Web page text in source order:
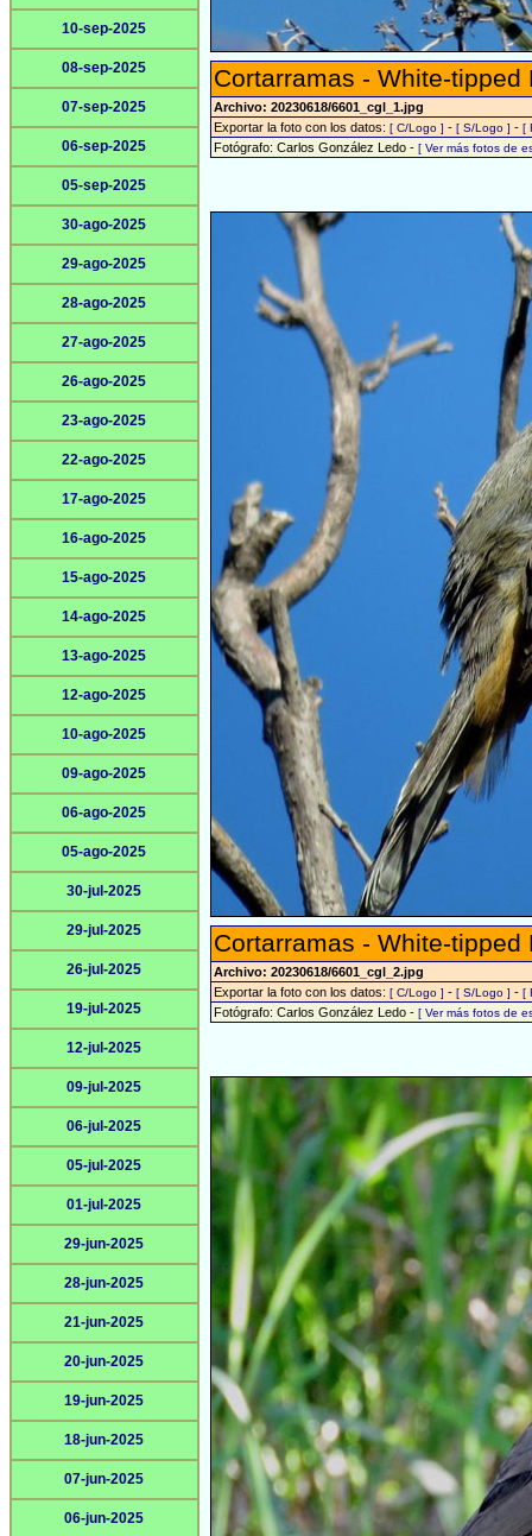
10-sep-2025
08-sep-2025
07-sep-2025
06-sep-2025
05-sep-2025
30-ago-2025
29-ago-2025
28-ago-2025
27-ago-2025
26-ago-2025
23-ago-2025
22-ago-2025
17-ago-2025
16-ago-2025
15-ago-2025
14-ago-2025
13-ago-2025
12-ago-2025
10-ago-2025
09-ago-2025
06-ago-2025
05-ago-2025
30-jul-2025
29-jul-2025
26-jul-2025
19-jul-2025
12-jul-2025
09-jul-2025
06-jul-2025
05-jul-2025
01-jul-2025
29-jun-2025
28-jun-2025
21-jun-2025
20-jun-2025
19-jun-2025
18-jun-2025
07-jun-2025
06-jun-2025
Cortarramas - White-
Archivo: 20230618/6601_cgl_1.jpg
Exportar la foto con los datos: [ C/Logo ] - [ S/Logo ] - [
Fotógrafo: Carlos González Ledo - [ Ver más fotos de
Cortarramas - White-
Archivo: 20230618/6601_cgl_2.jpg
Exportar la foto con los datos: [ C/Logo ] - [ S/Logo ] - [
Fotógrafo: Carlos González Ledo - [ Ver más fotos de